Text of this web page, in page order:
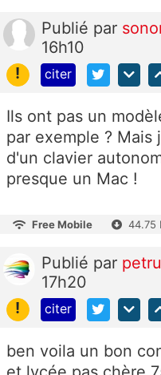
Publié par
16h10
!
citer
Ils ont pas un
par exemple ?
d'un clavier
presque un Mac !
Free Mobile 44.75
Publié par
17h20
!
citer
ben voila un bon